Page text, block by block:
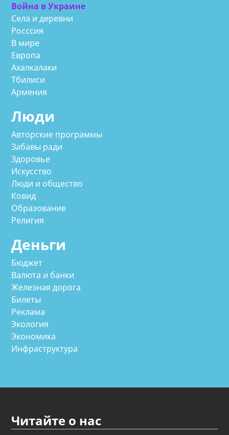
Война в Украине
Села и деревни
Росссия
В мире
Европа
Ахалкалаки
Тбилиси
Армения
Люди
Авторские программы
Забавы ради
Здоровье
Искусство
Люди и общество
Ковид
Образование
Религия
Деньги
Бюджет
Валюта и банки
Железная дорога
Билеты
Реклама
Экология
Экономика
Инфраструктура
Читайте о нас